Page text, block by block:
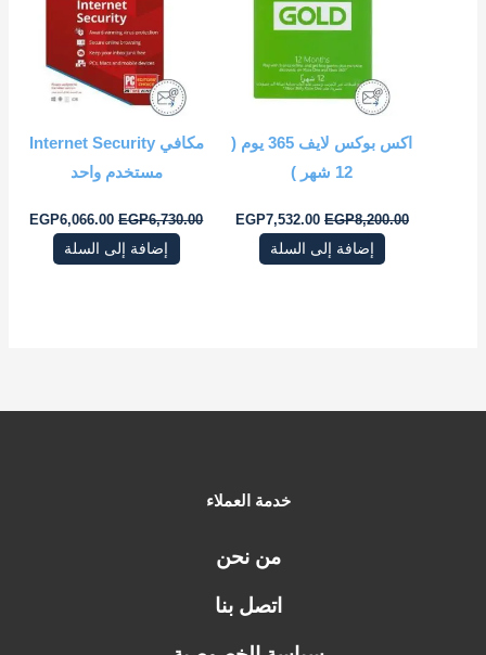
اكس بوكس لايف ‎365 يوم (
12 شهر‎ )
EGP8,200.00
EGP7,532.00
إضافة إلى السلة
مكافي Internet Security
مستخدم واحد
EGP6,730.00
EGP6,066.00
إضافة إلى السلة
خدمة العملاء
من نحن
اتصل بنا